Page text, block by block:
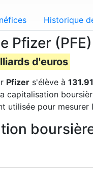
Historique
Pfizer (PFE)
d'euros
Pfizer s'élève à
capitalisation
utilisée pour mesurer